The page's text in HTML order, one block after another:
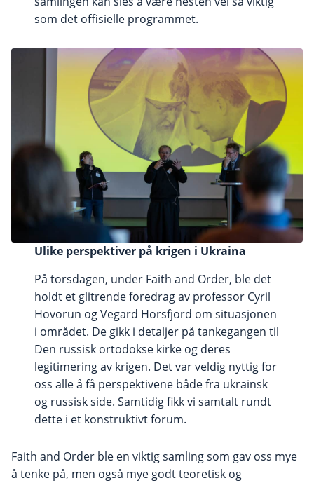
som det offisielle programmet.
Ulike perspektiver på krigen i Ukraina
På torsdagen, under Faith and Order, ble det
holdt et glitrende foredrag av professor Cyril
Hovorun og Vegard Horsfjord om situasjonen
i området. De gikk i detaljer på tankegangen til
Den russisk ortodokse kirke og deres
legitimering av krigen. Det var veldig nyttig for
oss alle å få perspektivene både fra ukrainsk
og russisk side. Samtidig fikk vi samtalt rundt
dette i et konstruktivt forum.
Faith and Order ble en viktig samling som gav oss mye
å tenke på, men også mye godt teoretisk og